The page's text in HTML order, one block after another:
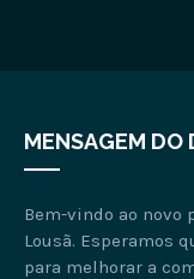
MENSAGEM DO
Bem-vindo ao novo
Lousã. Esperamos
para melhorar a